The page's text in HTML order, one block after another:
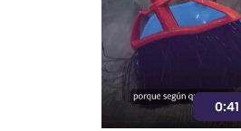
0:41